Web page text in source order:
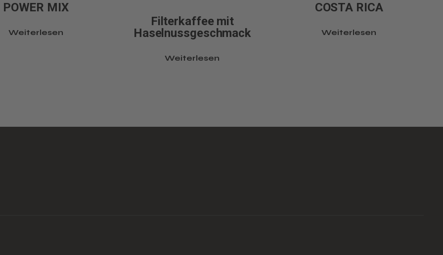
POWER MIX
Weiterlesen
Filterkaffee mit
Haselnussgeschmack
Weiterlesen
COSTA RICA
Weiterlesen